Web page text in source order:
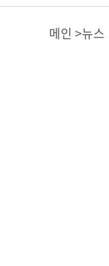
메인 뉴스